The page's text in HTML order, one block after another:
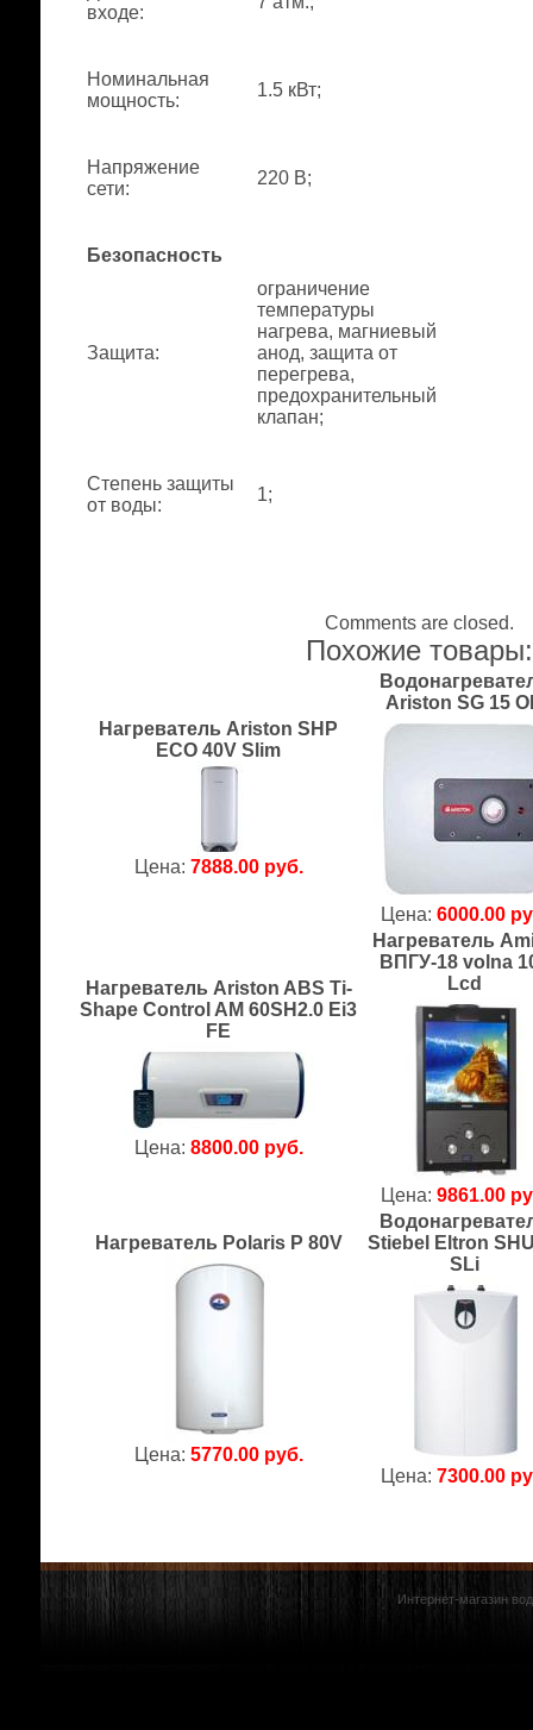
входе:
Номинальная
мощность:
1.5 кВт;
Напряжение
сети:
220 В;
Безопасность
Защита:
ограничение
температуры
нагрева, магниевый
анод, защита от
перегрева,
предохранительный
клапан;
Степень защиты
от воды:
1;
Comments are closed.
Похожие товары:
Нагреватель Ariston SHP
ECO 40V Slim
Цена: 7888.00 руб.
Ariston SG 15
Цена: 6000.00
Нагреватель Ariston ABS Ti-
Shape Control AM 60SH2.0 Ei3
FE
Цена: 8800.00 руб.
Нагреватель
ВПГУ-18 volna
Lcd
Цена: 9861.00
Нагреватель Polaris P 80V
Цена: 5770.00 руб.
Stiebel Eltron
SLi
Цена: 7300.00
Интернет-магазин